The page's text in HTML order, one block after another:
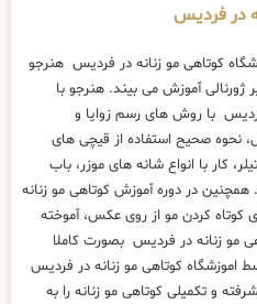
در فردیس
کوتاهی مو زنانه در فردیس هنرجو
ژورنالی آموزش می بیند. هنرجو با
با روش های رسم زوایا و
صحیح استفاده از قیچی های
کار با انواع شانه های موزر، باب
همچنین در دوره آموزش کوتاهی مو زنانه
کوتاه کردن مو از روی عکس، آموخته
مو زنانه در فردیس بصورت کاملا
اموزشگاه کوتاهی مو زنانه در فردیس
و تکمیلی کوتاهی مو زنانه را به